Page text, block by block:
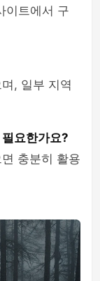
이트에서 구
, 일부 지역
요한가요?
충분히 활용